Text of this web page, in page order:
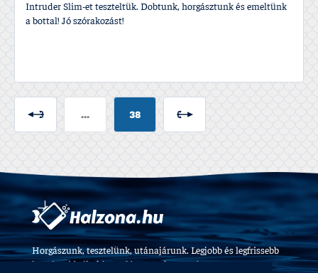
Intruder Slim-et teszteltük. Dobtunk, horgásztunk és emeltünk
a bottal! Jó szórakozást!
... 38
Horgászunk, tesztelünk, utánajárunk. Legjobb és legfrissebb